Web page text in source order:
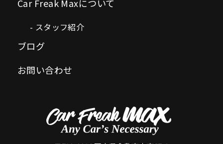
Car Freak Maxについて
スタッフ紹介
ブログ
お問い合わせ